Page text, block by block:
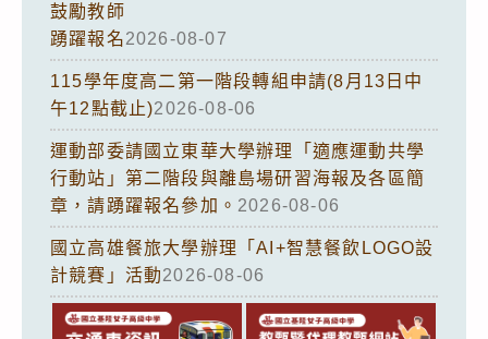
鼓勵教師
踴躍報名2026-08-07
115學年度高二第一階段轉組申請(8月13日中
午12點截止)2026-08-06
運動部委請國立東華大學辦理「適應運動共學
行動站」第二階段與離島場研習海報及各區簡
章，請踴躍報名參加。 2026-08-06
國立高雄餐旅大學辦理「AI+智慧餐飲LOGO設
計競賽」活動2026-08-06